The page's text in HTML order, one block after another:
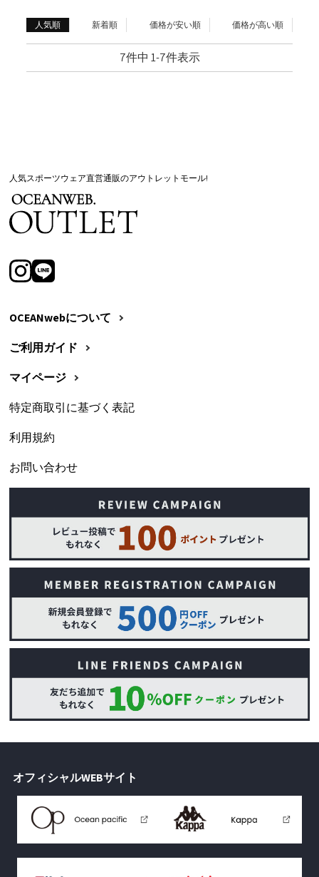
人気順 新着順 価格が安い順 価格が高い順
7件中 1-7件表示
人気スポーツウェア直営通販のアウトレットモール!
OCEANwebについて
ご利用ガイド
マイページ
特定商取引に基づく表記
利用規約
お問い合わせ
オフィシャルWEBサイト